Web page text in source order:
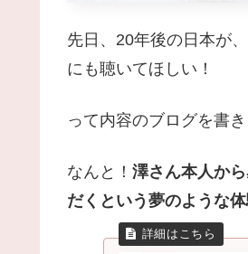
先日、20年後の日本が
にも聴いてほしい！
って内容のブログを書
なんと！ 澤さん本人か
だくという夢のような